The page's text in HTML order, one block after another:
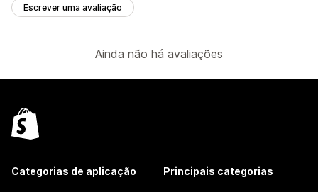
Escrever uma avaliação
Ainda não há avaliações
Categorias de aplicação Principais categorias